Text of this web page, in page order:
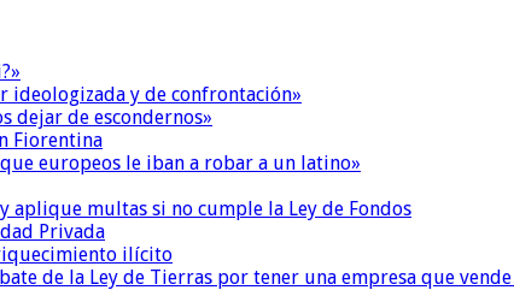
ideologizada y de confrontación»
dejar de escondernos»
Fiorentina
europeos le iban a robar a un latino»
aplique multas si no cumple la Ley de Fondos
Privada
ilícito
de la Ley de Tierras por tener una empresa que